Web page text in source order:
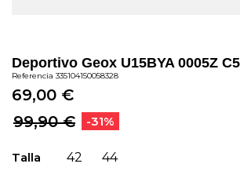
Deportivo Geox U15BYA 0005Z
Referencia 335104150058328
69,00 €
99,90 €
-31%
Talla 42 44